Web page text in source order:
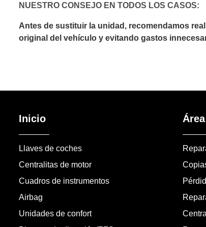
NUESTRO CONSEJO EN TODOS LOS CASOS:
Antes de sustituir la unidad, recomendamos
original del vehículo y evitando gastos
Inicio
Llaves de coches
Centralitas de motor
Cuadros de instrumentos
Airbag
Unidades de confort